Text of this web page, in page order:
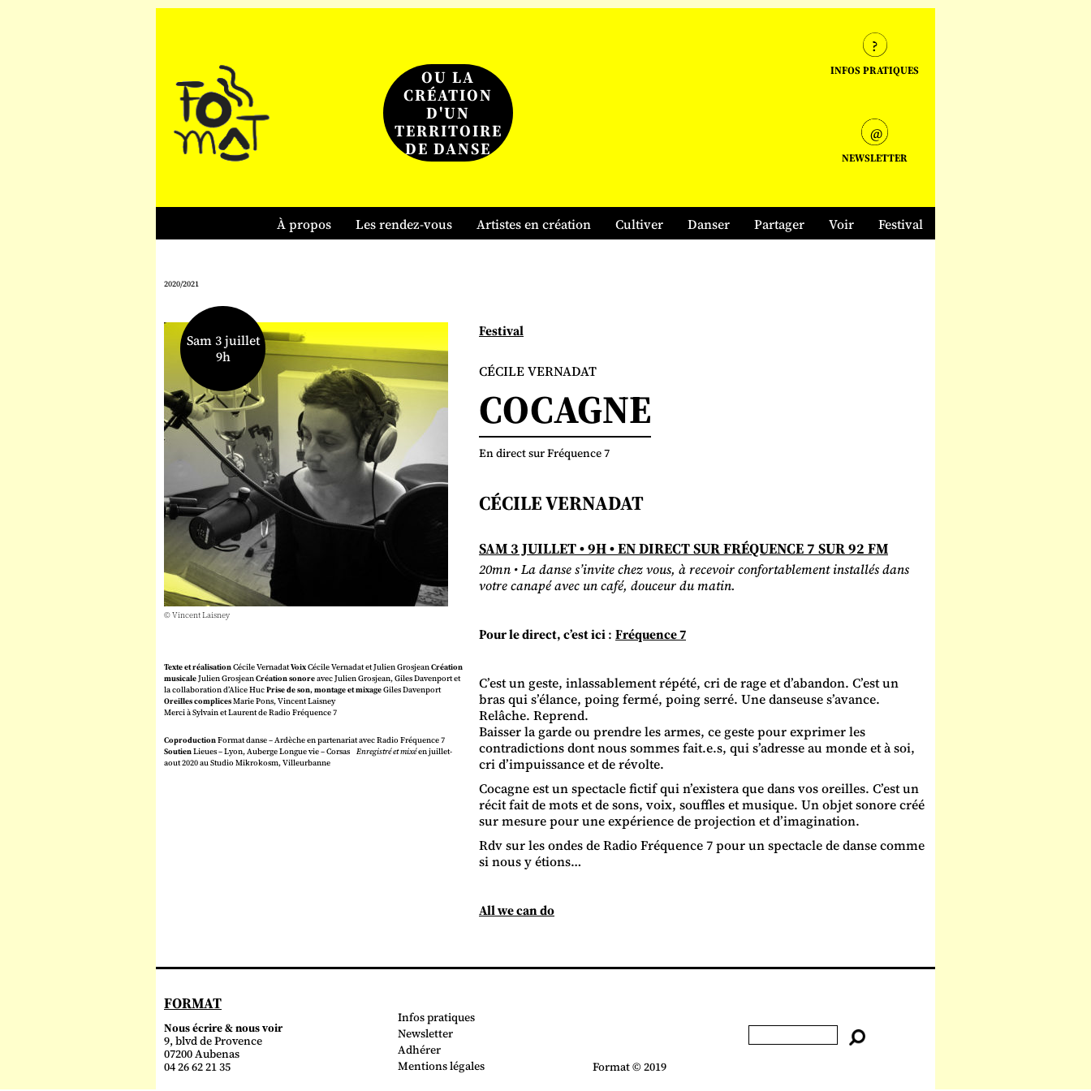
OU LA
CRÉATION
D'UN
TERRITOIRE
DE DANSE
INFOS PRATIQUES
NEWSLETTER
À propos Les rendez-vous Artistes en création Cultiver Danser Partager Voir Festival
2020/2021
Festival
CÉCILE VERNADAT
COCAGNE
En direct sur Fréquence 7
CÉCILE VERNADAT
SAM 3 JUILLET • 9H • EN DIRECT SUR FRÉQUENCE 7 SUR 92 FM
20mn • La danse s’invite chez vous, à recevoir confortablement installés dans
votre canapé avec un café, douceur du matin.
Pour le direct, c’est ici: Fréquence 7
C’est un geste, inlassablement répété, cri de rage et d’abandon. C’est un
bras qui s’élance, poing fermé, poing serré. Une danseuse s’avance.
Relâche. Reprend.
Baisser la garde ou prendre les armes, ce geste pour exprimer les
contradictions dont nous sommes fait.e.s, qui s’adresse au monde et à soi,
cri d’impuissance et de révolte.
Cocagne est un spectacle fictif qui n’existera que dans vos oreilles. C’est un
récit fait de mots et de sons, voix, souffles et musique. Un objet sonore créé
sur mesure pour une expérience de projection et d’imagination.
Rdv sur les ondes de Radio Fréquence 7 pour un spectacle de danse comme
si nous y étions…
All we can do
Sam 3 juillet
9h
© Vincent Laisney
Texte et réalisationCécile VernadatVoixCécile Vernadat et Julien GrosjeanCréation
musicaleJulien GrosjeanCréation sonoreavec Julien Grosjean, Giles Davenport et
la collaboration d’Alice HucPrise de son, montage et mixageGiles Davenport
Oreilles complicesMarie Pons, Vincent Laisney
Merci à Sylvain et Laurent de Radio Fréquence 7
CoproductionFormat danse – Ardèche en partenariat avec Radio Fréquence 7
SoutienLieues – Lyon, Auberge Longue vie – Corsas Enregistré et mixéen juillet-
aout 2020 au Studio Mikrokosm, Villeurbanne
FORMAT
Nous écrire & nous voir
9, blvd de Provence
07200 Aubenas
04 26 62 21 35
Infos pratiques
Newsletter
Adhérer
Mentions légales
Format © 2019